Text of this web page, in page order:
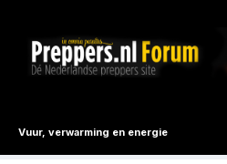
Vuur, verwarming en energie